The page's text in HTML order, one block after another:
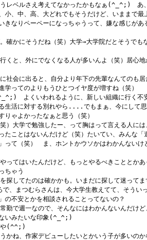
レベルさえ考えてなかったかもなぁ(^_^;) あ
、高、大どれでもそうだけど、いままで最
ペーペーになっちゃうって、嫌な感じがあ
確かにそうだね（笑）大学→大学院だとそうでも
くと、外にでなくなる人が多いんよ（笑）居心地
社会に出ると、自分より年下の先輩なんてのも居
のよりもうひとつイヤ度が増すね（笑）
よくいわれるように、新しい組織に行く不
に対する別れやら....でもまぁ、今にして思
よかったなぁと思う（笑）
大学で勉強したー、って胸はって言える人には
とはないんだけど（笑）たいてい、みんな「
（笑） ま、ホントかウソかはわかんないけ
ってはいたんだけど、もっとやるべきこととかあ
ゃう
探してたのは確かかも。いまだに探して迷ってま
むらさんは、今大学生教えてて、そうい
安とかを相談されることってないの？
勤で週一なので、そんなにはわかんないんだけど
みたいな印象(^_^;)
や(^^;)
かね、作家デビューしたいとかいう子が多いのか